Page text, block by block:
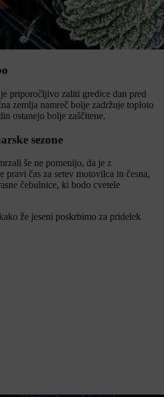
priporočljivo zaliti gredice dan pred
zemlja namreč bolje zadržuje toploto
ostanejo bolje zaščitene.
sezone
še ne pomenijo, da je z
pravi čas za setev motovilca in česna,
čebulnice, ki bodo cvetele
že jeseni poskrbimo za pridelek